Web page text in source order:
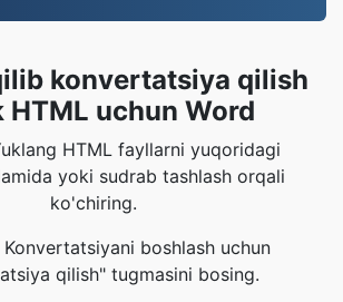
konvertatsiya qilish
HTML uchun Word
HTML fayllarni yuqoridagi
yoki sudrab tashlash orqali
ko'chiring.
boshlash uchun
qilish" tugmasini bosing.